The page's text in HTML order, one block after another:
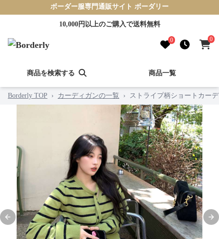
ボーダー服専門通販サイト ボーダリー
10,000円以上のご購入で送料無料
0 0
商品を検索する 商品一覧
Borderly TOP › カーディガンの一覧 › ストライプ柄ショートカー
Previous slide